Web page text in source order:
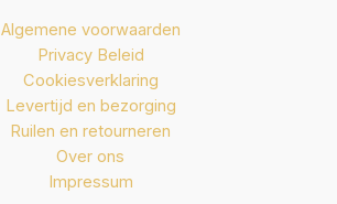
Algemene voorwaarden
Privacy Beleid
Cookiesverklaring
Levertijd en bezorging
Ruilen en retourneren
Over ons
Impressum